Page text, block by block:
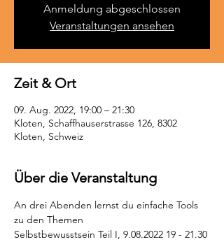
Anmeldung abgeschlossen
Veranstaltungen ansehen
Zeit & Ort
09. Aug. 2022, 19:00 – 21:30
Kloten, Schaffhauserstrasse 126, 8302
Kloten, Schweiz
Über die Veranstaltung
An drei Abenden lernst du einfache Tools
zu den Themen
Selbstbewusstsein Teil I, 9.08.2022 19 - 21.30